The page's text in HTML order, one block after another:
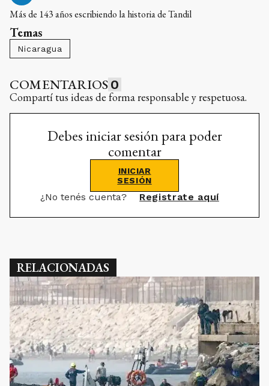
Más de 143 años escribiendo la historia de Tandil
Temas
Nicaragua
COMENTARIOS 0
Compartí tus ideas de forma responsable y respetuosa.
Debes iniciar sesión para poder
comentar
INICIAR
SESIÓN
¿No tenés cuenta? Registrate aquí
RELACIONADAS